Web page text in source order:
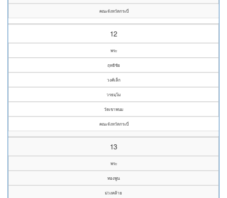
คณะจังหวัดกระบี่
12
พระ
ฤทธิชัย
วงศ์เล็ก
วรธมฺโม
วัดเขาพนม
คณะจังหวัดกระบี่
13
พระ
ทองพูน
ม่วงคล้าย